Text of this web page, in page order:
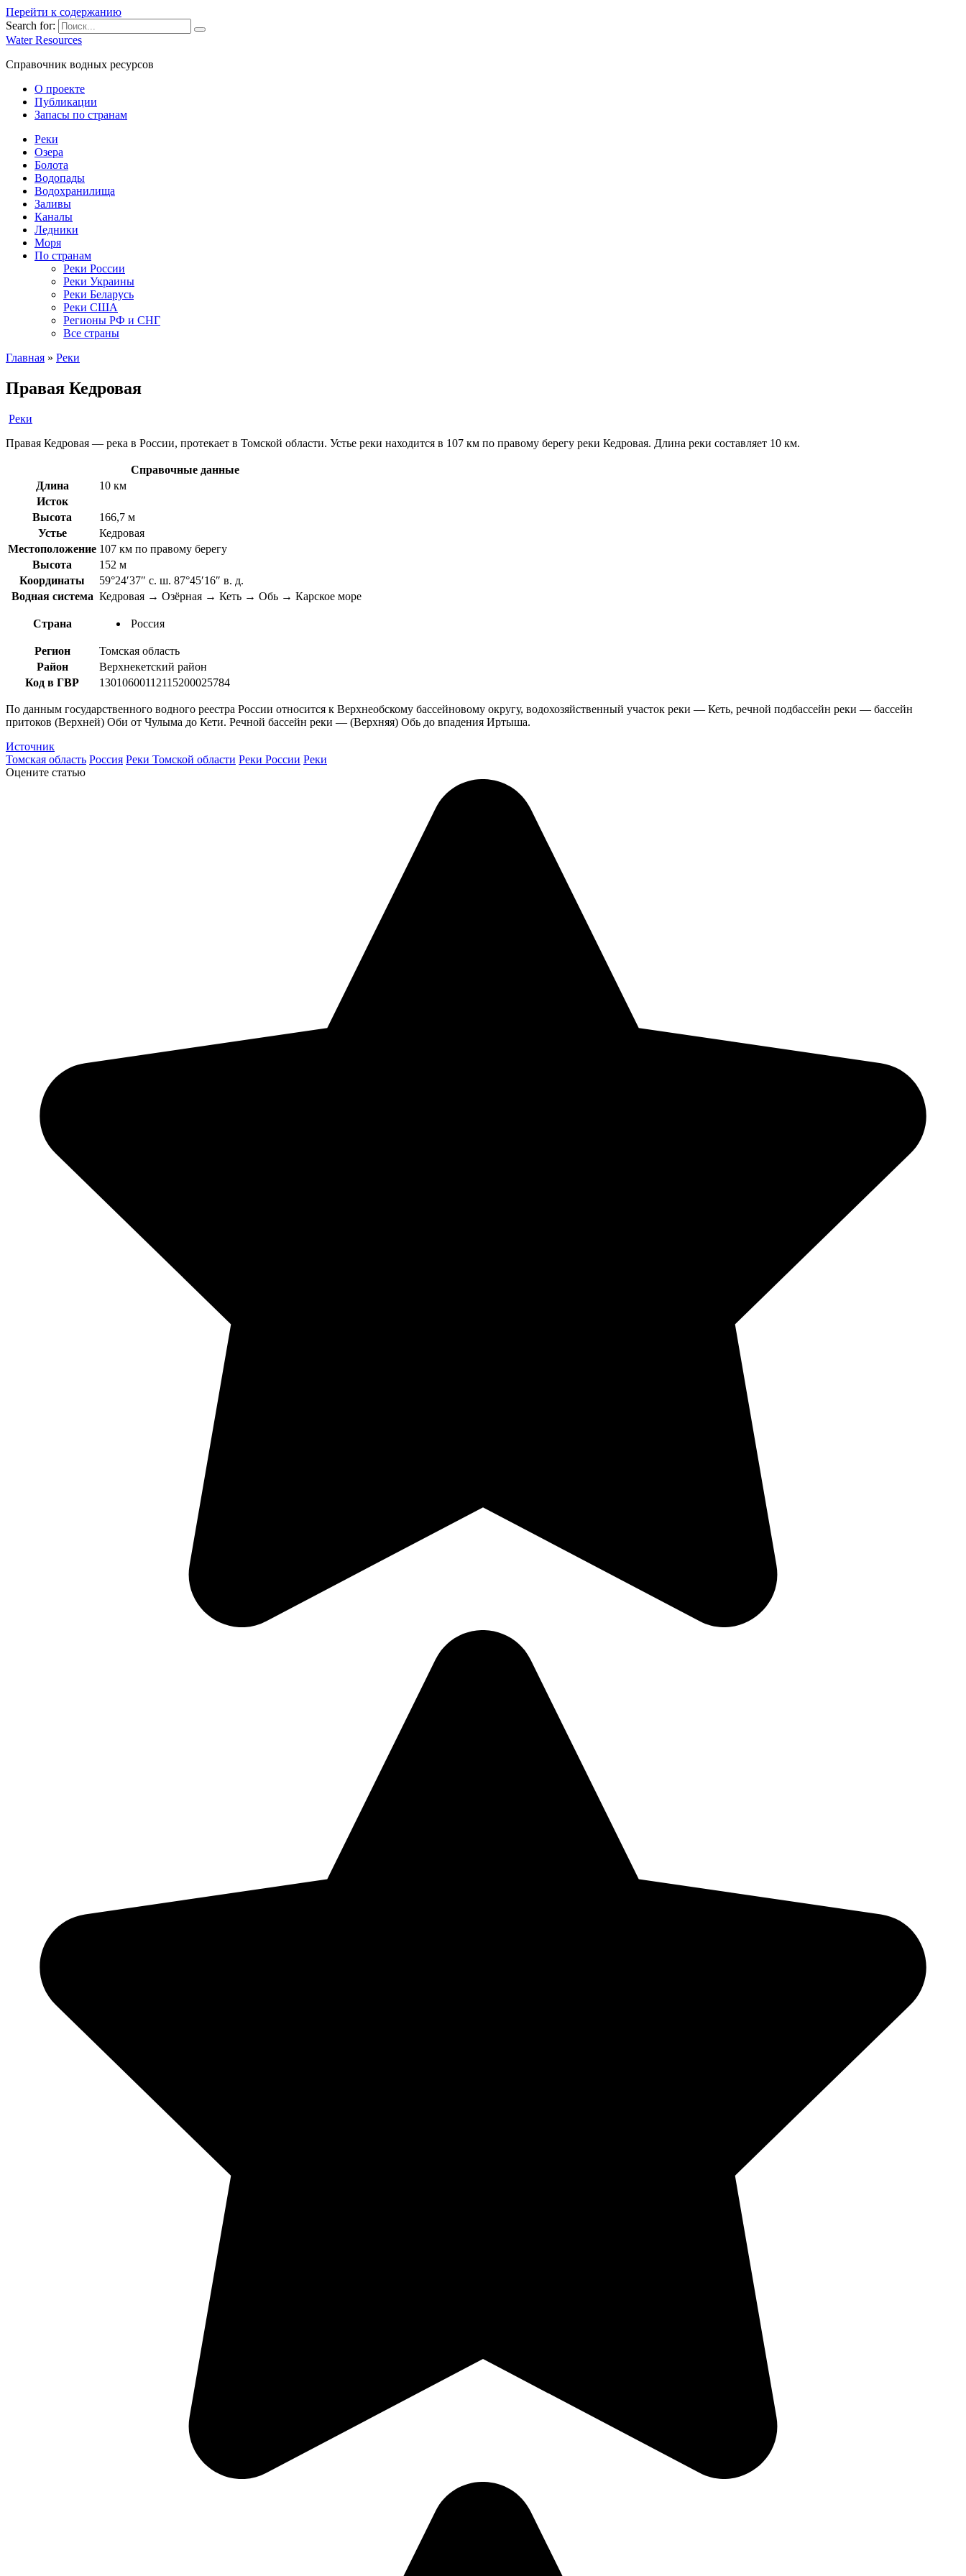
Перейти к содержанию
Search for:
Water Resources
Справочник водных ресурсов
О проекте
Публикации
Запасы по странам
Реки
Озера
Болота
Водопады
Водохранилища
Заливы
Каналы
Ледники
Моря
По странам
Реки России
Реки Украины
Реки Беларусь
Реки США
Регионы РФ и СНГ
Все страны
Главная » Реки
Правая Кедровая
Реки
Правая Кедровая — река в России, протекает в Томской области. Устье реки находится в 107 км по правому берегу реки Кедровая. Длина реки составляет 10 км.
Справочные данные
Длина
10 км
Исток
Высота
166,7 м
Устье
Кедровая
Местоположение 107 км по правому берегу
Высота
152 м
Координаты
59°24′37″ с. ш. 87°45′16″ в. д.
Водная система Кедровая → Озёрная → Кеть → Обь → Карское море
Страна Россия
Регион
Томская область
Район
Верхнекетский район
Код в ГВР
13010600112115200025784
По данным государственного водного реестра России относится к Верхнеобскому бассейновому округу, водохозяйственный участок реки — Кеть, речной подбассейн реки — бассейн
притоков (Верхней) Оби от Чулыма до Кети. Речной бассейн реки — (Верхняя) Обь до впадения Иртыша.
Источник
Томская область Россия Реки Томской области Реки России Реки
Оцените статью